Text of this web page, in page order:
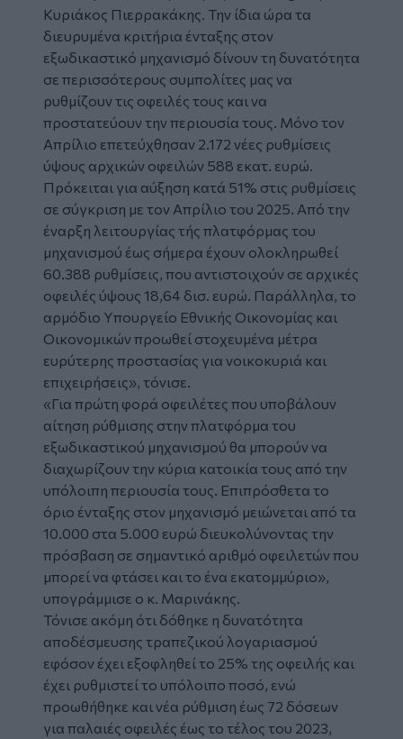
Κυριάκος Πιερρακάκης. Την ίδια ώρα τα
διευρυμένα κριτήρια ένταξης στον
εξωδικαστικό μηχανισμό δίνουν τη δυνατότητα
σε περισσότερους συμπολίτες μας να
ρυθμίζουν τις οφειλές τους και να
προστατεύουν την περιουσία τους. Μόνο τον
Απρίλιο επετεύχθησαν 2.172 νέες ρυθμίσεις
ύψους αρχικών οφειλών 588 εκατ. ευρώ.
Πρόκειται για αύξηση κατά 51% στις ρυθμίσεις
σε σύγκριση με τον Απρίλιο του 2025. Από την
έναρξη λειτουργίας τής πλατφόρμας του
μηχανισμού έως σήμερα έχουν ολοκληρωθεί
60.388 ρυθμίσεις, που αντιστοιχούν σε αρχικές
οφειλές ύψους 18,64 δισ. ευρώ. Παράλληλα, το
αρμόδιο Υπουργείο Εθνικής Οικονομίας και
Οικονομικών προωθεί στοχευμένα μέτρα
ευρύτερης προστασίας για νοικοκυριά και
επιχειρήσεις», τόνισε.
«Για πρώτη φορά οφειλέτες που υποβάλουν
αίτηση ρύθμισης στην πλατφόρμα του
εξωδικαστικού μηχανισμού θα μπορούν να
διαχωρίζουν την κύρια κατοικία τους από την
υπόλοιπη περιουσία τους. Επιπρόσθετα το
όριο ένταξης στον μηχανισμό μειώνεται από τα
10.000 στα 5.000 ευρώ διευκολύνοντας την
πρόσβαση σε σημαντικό αριθμό οφειλετών που
μπορεί να φτάσει και το ένα εκατομμύριο»,
υπογράμμισε ο κ. Μαρινάκης.
Τόνισε ακόμη ότι δόθηκε η δυνατότητα
αποδέσμευσης τραπεζικού λογαριασμού
εφόσον έχει εξοφληθεί το 25% της οφειλής και
έχει ρυθμιστεί το υπόλοιπο ποσό, ενώ
προωθήθηκε και νέα ρύθμιση έως 72 δόσεων
για παλαιές οφειλές έως το τέλος του 2023,